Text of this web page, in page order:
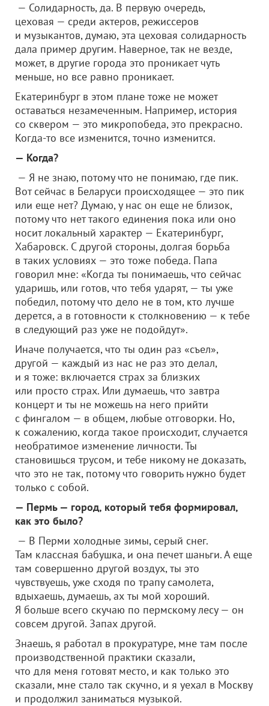
— Солидарность, да. В первую очередь,
цеховая — среди актеров, режиссеров
и музыкантов, думаю, эта цеховая солидарность
дала пример другим. Наверное, так не везде,
может, в другие города это проникает чуть
меньше, но все равно проникает.
Екатеринбург в этом плане тоже не может
оставаться незамеченным. Например, история
со сквером — это микропобеда, это прекрасно.
Когда-то все изменится, точно изменится.
— Когда?
— Я не знаю, потому что не понимаю, где пик.
Вот сейчас в Беларуси происходящее — это пик
или еще нет? Думаю, у нас он еще не близок,
потому что нет такого единения пока или оно
носит локальный характер — Екатеринбург,
Хабаровск. С другой стороны, долгая борьба
в таких условиях — это тоже победа. Папа
говорил мне: «Когда ты понимаешь, что сейчас
ударишь, или готов, что тебя ударят, — ты уже
победил, потому что дело не в том, кто лучше
дерется, а в готовности к столкновению — к тебе
в следующий раз уже не подойдут».
Иначе получается, что ты один раз «съел»,
другой — каждый из нас не раз это делал,
и я тоже: включается страх за близких
или просто страх. Или думаешь, что завтра
концерт и ты не можешь на него прийти
с фингалом — в общем, любые отговорки. Но,
к сожалению, когда такое происходит, случается
необратимое изменение личности. Ты
становишься трусом, и тебе никому не доказать,
что это не так, потому что говорить нужно будет
только с собой.
— Пермь — город, который тебя формировал,
как это было?
— В Перми холодные зимы, серый снег.
Там классная бабушка, и она печет шаньги. А еще
там совершенно другой воздух, ты это
чувствуешь, уже сходя по трапу самолета,
вдыхаешь, думаешь, ах ты мой хороший.
Я больше всего скучаю по пермскому лесу — он
совсем другой. Запах другой.
Знаешь, я работал в прокуратуре, мне там после
производственной практики сказали,
что для меня готовят место, и как только это
сказали, мне стало так скучно, и я уехал в Москву
и продолжил заниматься музыкой.